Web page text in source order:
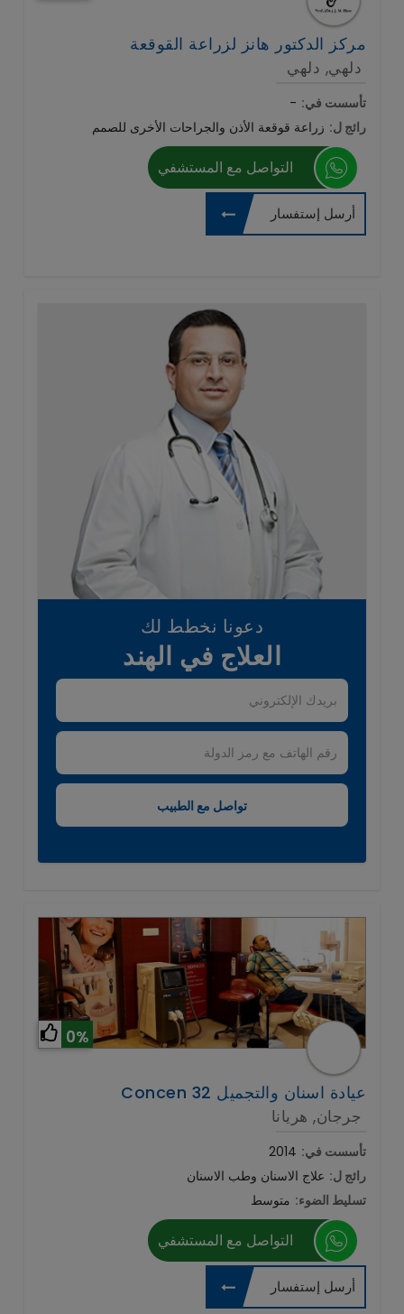
مركز الدكتور هانز لزراعة القوقعة
دلهي, دلهي
تأسست في: -
رائج ل: زراعة قوقعة الأذن والجراحات الأخرى للصمم
التواصل مع المستشفي
أرسل إستفسار
دعونا نخطط لك
العلاج في الهند
0%
Concen 32 عيادة اسنان والتجميل
جرجان, هريانا
تأسست في: 2014
رائج ل: علاج الاسنان وطب الاسنان
تسليط الضوء: متوسط
التواصل مع المستشفي
أرسل إستفسار